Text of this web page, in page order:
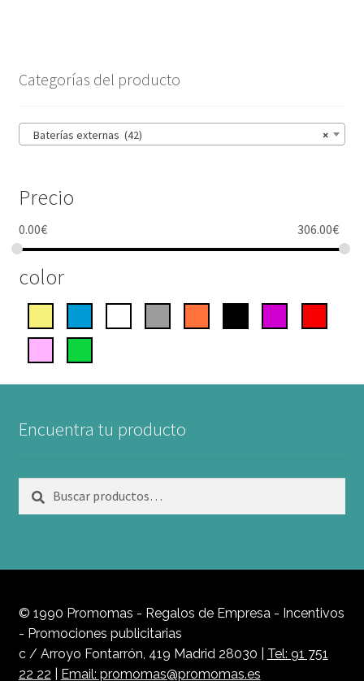
Categorías del producto
×
Baterías externas (42)
Precio
0.00€ 306.00€
color
Encuentra tu producto
Buscar
Buscar
© 1990 Promomas - Regalos de Empresa - Incentivos
- Promociones publicitarias
c / Arroyo Fontarrón, 419 Madrid 28030 | Tel: 91 751
22 22
Email: promomas@promomas.es